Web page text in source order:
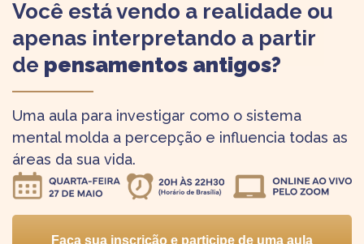
Você está vendo a realidade ou
apenas interpretando a partir
de pensamentos antigos?
Uma aula para investigar como o sistema
mental molda a percepção e influencia todas as
áreas da sua vida.
Faça sua inscrição e participe de uma aula